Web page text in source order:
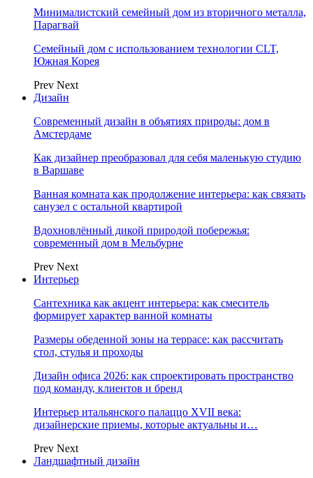
Минималистский семейный дом из вторичного металла,
Парагвай
Семейный дом с использованием технологии CLT,
Южная Корея
Prev Next
Дизайн
Современный дизайн в объятиях природы: дом в
Амстердаме
Как дизайнер преобразовал для себя маленькую студию
в Варшаве
Ванная комната как продолжение интерьера: как связать
санузел с остальной квартирой
Вдохновлённый дикой природой побережья:
современный дом в Мельбурне
Prev Next
Интерьер
Сантехника как акцент интерьера: как смеситель
формирует характер ванной комнаты
Размеры обеденной зоны на террасе: как рассчитать
стол, стулья и проходы
Дизайн офиса 2026: как спроектировать пространство
под команду, клиентов и бренд
Интерьер итальянского палаццо XVII века:
дизайнерские приемы, которые актуальны и…
Prev Next
Ландшафтный дизайн